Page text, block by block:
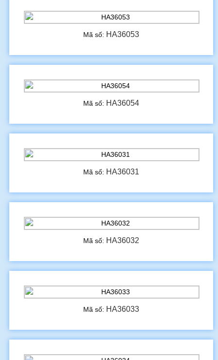
Mã số: HA36053
Mã số: HA36054
Mã số: HA36031
Mã số: HA36032
Mã số: HA36033